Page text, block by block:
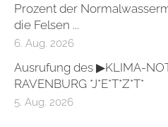
Prozent der
die Felsen ...
6. Aug. 2026
Ausrufung des ▶KLIMA-
RAVENBURG *J*E*T*Z*T*
5. Aug. 2026